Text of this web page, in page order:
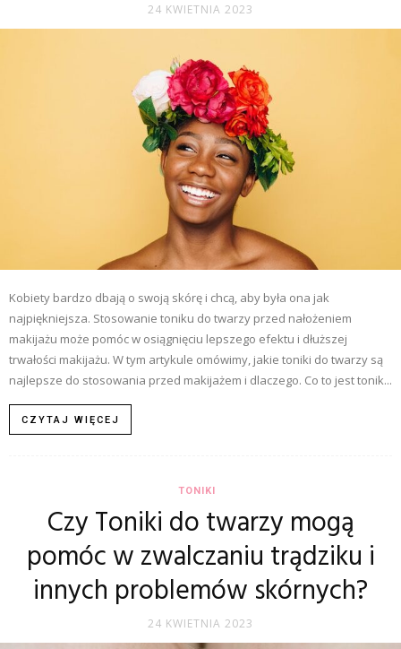
24 KWIETNIA 2023
Kobiety bardzo dbają o swoją skórę i chcą, aby była ona jak
najpiękniejsza. Stosowanie toniku do twarzy przed nałożeniem
makijażu może pomóc w osiągnięciu lepszego efektu i dłuższej
trwałości makijażu. W tym artykule omówimy, jakie toniki do twarzy są
najlepsze do stosowania przed makijażem i dlaczego. Co to jest tonik...
CZYTAJ WIĘCEJ
TONIKI
Czy Toniki do twarzy mogą
pomóc w zwalczaniu trądziku i
innych problemów skórnych?
24 KWIETNIA 2023